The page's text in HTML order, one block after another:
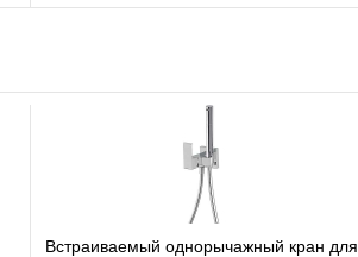
Встраиваемый однорычажный кран для